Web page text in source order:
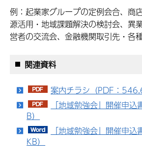
例：起業家グループの定例会合、商
源活用・地域課題解決の検討会、異
営者の交流会、金融機関取引先・各
関連資料
案内チラシ（PDF：
「地域勉強会」開催申
B）
「地域勉強会」開催申
KB）